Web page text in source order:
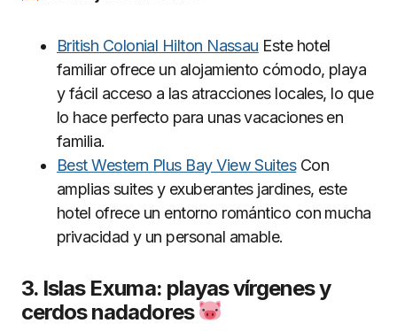
British Colonial Hilton Nassau Este hotel
familiar ofrece un alojamiento cómodo, playa
y fácil acceso a las atracciones locales, lo que
lo hace perfecto para unas vacaciones en
familia.
Best Western Plus Bay View SuitesCon
amplias suites y exuberantes jardines, este
hotel ofrece un entorno romántico con mucha
privacidad y un personal amable.
3. Islas Exuma: playas vírgenes y
cerdos nadadores